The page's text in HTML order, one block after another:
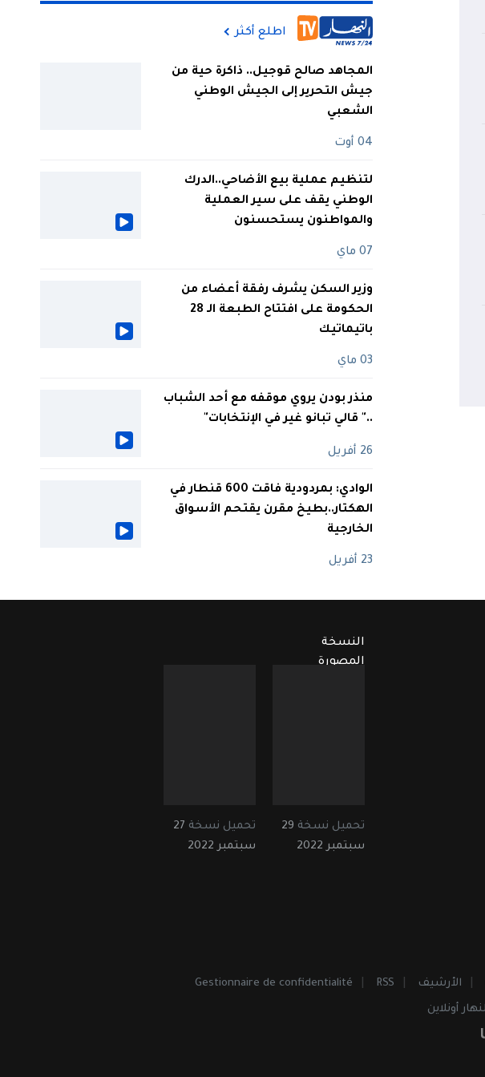
اطلع أكثر
المجاهد صالح قوجيل.. ذاكرة حية من
جيش التحرير إلى الجيش الوطني
الشعبي
04 أوت
لتنظيم عملية بيع الأضاحي..الدرك
الوطني يقف على سير العملية
والمواطنون يستحسنون
07 ماي
وزير السكن يشرف رفقة أعضاء من
الحكومة على افتتاح الطبعة الـ 28
باتيماتيك
03 ماي
منذر بودن يروي موقفه مع أحد الشباب
.." قالي تبانو غير في الإنتخابات"
26 أفريل
الوادي: بمردودية فاقت 600 قنطار في
الهكتار..بطيخ مقرن يقتحم الأسواق
الخارجية
23 أفريل
النسخة
المصورة
تحميل نسخة 29
سبتمبر 2022
تحميل نسخة 27
سبتمبر 2022
الأرشيف RSS
Gestionnaire de confidentialité